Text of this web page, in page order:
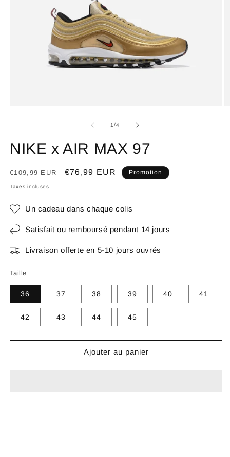
1/de
4
NIKE x AIR MAX 97
Prix
habituel
€109,99 EUR
Prix
€76,99 EUR Promotion
Taxes incluses.
Un cadeau dans chaque colis
Satisfait ou remboursé pendant 14 jours
Livraison offerte en 5-10 jours ouvrés
Taille
36 37 38 39 40 41
42 43 44 45
Ajouter au panier